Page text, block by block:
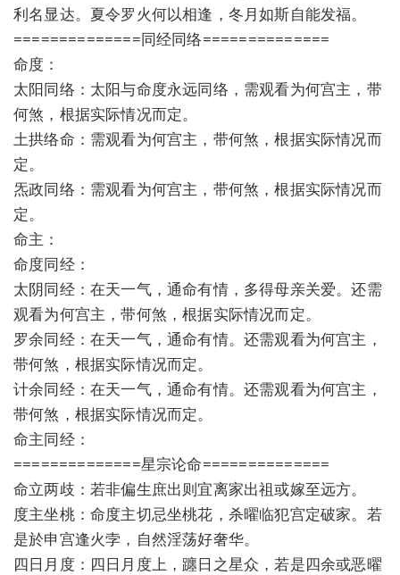
利名显达。夏令罗火何以相逢，冬月如斯自能发福。
==============同经同络==============
命度：
太阳同络：太阳与命度永远同络，需观看为何宫主，带
何煞，根据实际情况而定。
土拱络命：需观看为何宫主，带何煞，根据实际情况而
定。
炁政同络：需观看为何宫主，带何煞，根据实际情况而
定。
命主：
命度同经：
太阴同经：在天一气，通命有情，多得母亲关爱。还需
观看为何宫主，带何煞，根据实际情况而定。
罗余同经：在天一气，通命有情。还需观看为何宫主，
带何煞，根据实际情况而定。
计余同经：在天一气，通命有情。还需观看为何宫主，
带何煞，根据实际情况而定。
命主同经：
==============星宗论命==============
命立两歧：若非偏生庶出则宜离家出祖或嫁至远方。
度主坐桃：命度主切忌坐桃花，杀曜临犯宫定破家。若
是於申宫逢火孛，自然淫荡好奢华。
四日月度：四日月度上，躔日之星众，若是四余或恶曜